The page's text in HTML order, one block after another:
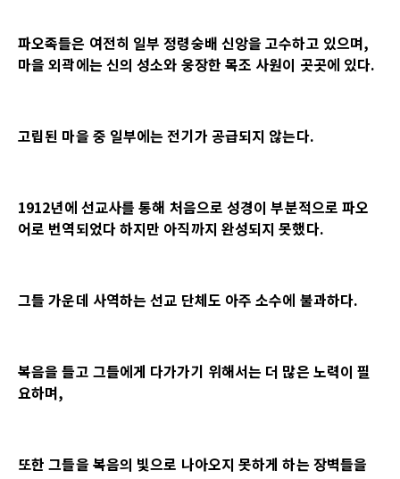
파오족들은 여전히 일부 정령숭배 신앙을 고수하고 있으며,
마을 외곽에는 신의 성소와 웅장한 목조 사원이 곳곳에 있다.
고립된 마을 중 일부에는 전기가 공급되지 않는다.
1912년에 선교사를 통해 처음으로 성경이 부분적으로 파오
어로 번역되었다 하지만 아직까지 완성되지 못했다.
그들 가운데 사역하는 선교 단체도 아주 소수에 불과하다.
복음을 들고 그들에게 다가가기 위해서는 더 많은 노력이 필
요하며,
또한 그들을 복음의 빛으로 나아오지 못하게 하는 장벽들을